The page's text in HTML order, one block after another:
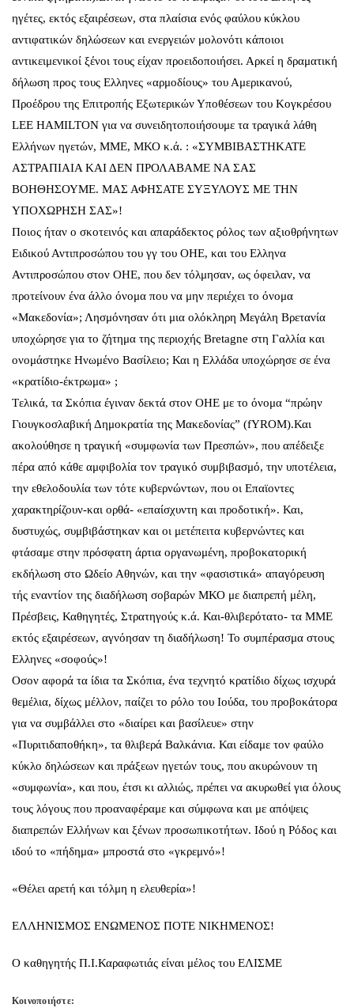
ηγέτες, εκτός εξαιρέσεων, στα πλαίσια ενός φαύλου κύκλου
αντιφατικών δηλώσεων και ενεργειών μολονότι κάποιοι
αντικειμενικοί ξένοι τους είχαν προειδοποιήσει. Αρκεί η δραματική
δήλωση προς τους Ελληνες «αρμοδίους» του Αμερικανού,
Προέδρου της Επιτροπής Εξωτερικών Υποθέσεων του Κογκρέσου
LEE HAMILTON για να συνειδητοποιήσουμε τα τραγικά λάθη
Ελλήνων ηγετών, ΜΜΕ, ΜΚΟ κ.ά. : «ΣΥΜΒΙΒΑΣΤΗΚΑΤΕ
ΑΣΤΡΑΠΙΑΙΑ ΚΑΙ ΔΕΝ ΠΡΟΛΑΒΑΜΕ ΝΑ ΣΑΣ
ΒΟΗΘΗΣΟΥΜΕ. ΜΑΣ ΑΦΗΣΑΤΕ ΣΥΞΥΛΟΥΣ ΜΕ ΤΗΝ
ΥΠΟΧΩΡΗΣΗ ΣΑΣ»!
Ποιος ήταν ο σκοτεινός και απαράδεκτος ρόλος των αξιοθρήνητων
Ειδικού Αντιπροσώπου του γγ του ΟΗΕ, και του Ελληνα
Αντιπροσώπου στον ΟΗΕ, που δεν τόλμησαν, ως όφειλαν, να
προτείνουν ένα άλλο όνομα που να μην περιέχει το όνομα
«Μακεδονία»; Λησμόνησαν ότι μια ολόκληρη Μεγάλη Βρετανία
υποχώρησε για το ζήτημα της περιοχής Bretagne στη Γαλλία και
ονομάστηκε Ηνωμένο Βασίλειο; Και η Ελλάδα υποχώρησε σε ένα
«κρατίδιο-έκτρωμα» ;
Tελικά, τα Σκόπια έγιναν δεκτά στον ΟΗΕ με το όνομα “πρώην
Γιουγκοσλαβική Δημοκρατία της Μακεδονίας” (fYROM).Και
ακολούθησε η τραγική «συμφωνία των Πρεσπών», που απέδειξε
πέρα από κάθε αμφιβολία τον τραγικό συμβιβασμό, την υποτέλεια,
την εθελοδουλία των τότε κυβερνώντων, που οι Επαϊοντες
χαρακτηρίζουν-και ορθά- «επαίσχυντη και προδοτική». Και,
δυστυχώς, συμβιβάστηκαν και οι μετέπειτα κυβερνώντες και
φτάσαμε στην πρόσφατη άρτια οργανωμένη, προβοκατορική
εκδήλωση στο Ωδείο Αθηνών, και την «φασιστικά» απαγόρευση
τής εναντίον της διαδήλωση σοβαρών ΜΚΟ με διαπρεπή μέλη,
Πρέσβεις, Καθηγητές, Στρατηγούς κ.ά. Και-θλιβερότατο- τα ΜΜΕ
εκτός εξαιρέσεων, αγνόησαν τη διαδήλωση! Το συμπέρασμα στους
Ελληνες «σοφούς»!
Οσον αφορά τα ίδια τα Σκόπια, ένα τεχνητό κρατίδιο δίχως ισχυρά
θεμέλια, δίχως μέλλον, παίζει το ρόλο του Ιούδα, του προβοκάτορα
για να συμβάλλει στο «διαίρει και βασίλευε» στην
«Πυριτιδαποθήκη», τα θλιβερά Βαλκάνια. Και είδαμε τον φαύλο
κύκλο δηλώσεων και πράξεων ηγετών τους, που ακυρώνουν τη
«συμφωνία», και που, έτσι κι αλλιώς, πρέπει να ακυρωθεί για όλους
τους λόγους που προαναφέραμε και σύμφωνα και με απόψεις
διαπρεπών Ελλήνων και ξένων προσωπικοτήτων. Ιδού η Ρόδος και
ιδού το «πήδημα» μπροστά στο «γκρεμνό»!
«Θέλει αρετή και τόλμη η ελευθερία»!
ΕΛΛΗΝΙΣΜΟΣ ΕΝΩΜΕΝΟΣ ΠΟΤΕ ΝΙΚΗΜΕΝΟΣ!
Ο καθηγητής Π.Ι.Καραφωτιάς είναι μέλος του ΕΛΙΣΜΕ
Κοινοποιήστε: